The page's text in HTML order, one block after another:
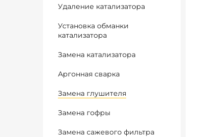
Удаление катализатора
Установка обманки
катализатора
Замена катализатора
Аргонная сварка
Замена глушителя
Замена гофры
Замена сажевого фильтра